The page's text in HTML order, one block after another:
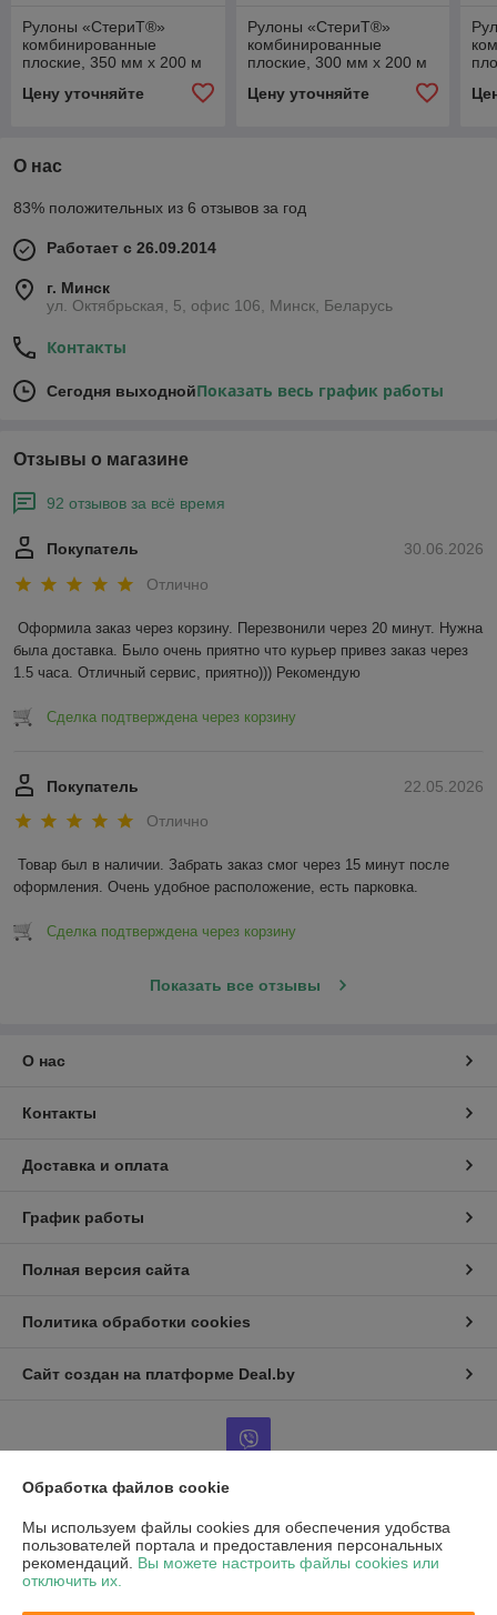
Рулоны «СтериТ®»
комбинированные
плоские, 350 мм х 200 м
Цену уточняйте
Рулоны «СтериТ®»
комбинированные
плоские, 300 мм х 200 м
Цену уточняйте
О нас
83% положительных из 6 отзывов за год
Работает с 26.09.2014
г. Минск
ул. Октябрьская, 5, офис 106, Минск, Беларусь
Контакты
Сегодня выходнойПоказать весь график работы
Отзывы о магазине
92 отзывов за всё время
30.06.2026
Покупатель
Отлично
Оформила заказ через корзину. Перезвонили через 20 минут. Нужна
была доставка. Было очень приятно что курьер привез заказ через
1.5 часа. Отличный сервис, приятно))) Рекомендую
Сделка подтверждена через корзину
22.05.2026
Покупатель
Отлично
Товар был в наличии. Забрать заказ смог через 15 минут после
оформления. Очень удобное расположение, есть парковка.
Сделка подтверждена через корзину
Показать все отзывы
О нас
Контакты
Доставка и оплата
График работы
Полная версия сайта
Политика обработки cookies
Сайт создан на платформе Deal.by
Информация для покупателя
Юридическое лицо:Частное унитарное предприятие «Воркаут Мед»
РБ, 220030, г. Минск, ул. Октябрьская, д.5, оф.109
Регистрационный номер ЕГР: 193667564
Обработка файлов cookie
Мы используем файлы cookies для обеспечения удобства
пользователей портала и предоставления персональных
рекомендаций. Вы можете настроить файлы cookies или
отключить их.